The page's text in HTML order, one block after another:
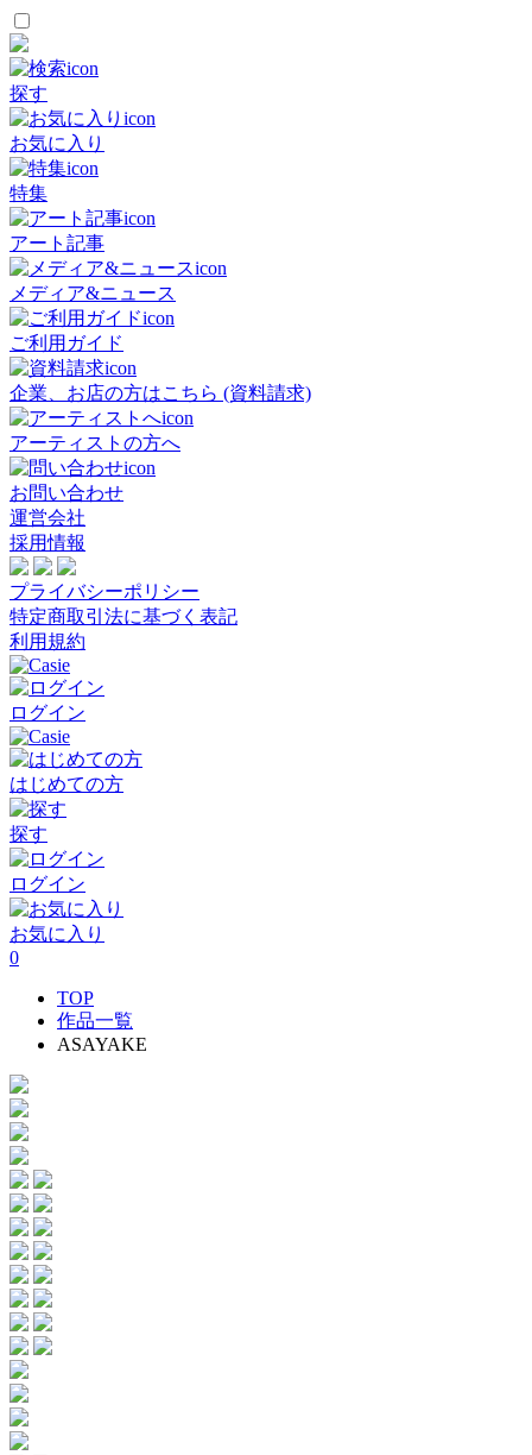
探す
お気に入り
特集
アート記事
メディア&ニュース
ご利用ガイド
企業、お店の方はこちら (資料請求)
アーティストの方へ
お問い合わせ
運営会社
採用情報
プライバシーポリシー
特定商取引法に基づく表記
利用規約
ログイン
はじめての方
探す
ログイン
お気に入り
0
TOP
作品一覧
ASAYAKE